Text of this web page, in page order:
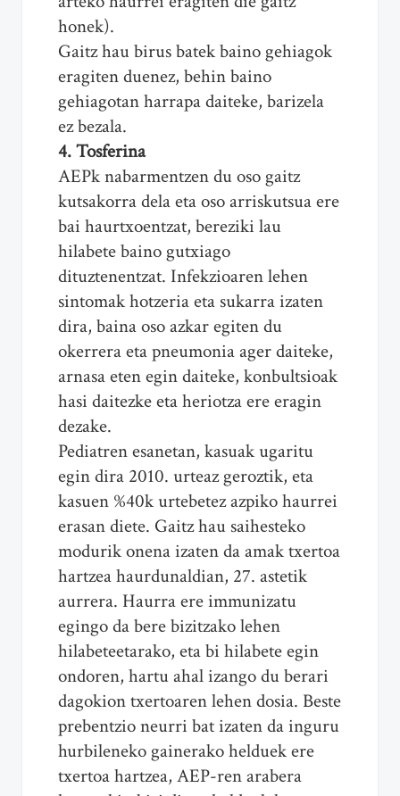
honek).
Gaitz hau birus batek baino gehiagok
eragiten duenez, behin baino
gehiagotan harrapa daiteke, barizela
ez bezala.
4. Tosferina
AEPk nabarmentzen du oso gaitz
kutsakorra dela eta oso arriskutsua ere
bai haurtxoentzat, bereziki lau
hilabete baino gutxiago
dituztenentzat. Infekzioaren lehen
sintomak hotzeria eta sukarra izaten
dira, baina oso azkar egiten du
okerrera eta pneumonia ager daiteke,
arnasa eten egin daiteke, konbultsioak
hasi daitezke eta heriotza ere eragin
dezake.
Pediatren esanetan, kasuak ugaritu
egin dira 2010. urteaz geroztik, eta
kasuen %40k urtebetez azpiko haurrei
erasan diete. Gaitz hau saihesteko
modurik onena izaten da amak txertoa
hartzea haurdunaldian, 27. astetik
aurrera. Haurra ere immunizatu
egingo da bere bizitzako lehen
hilabeteetarako, eta bi hilabete egin
ondoren, hartu ahal izango du berari
dagokion txertoaren lehen dosia. Beste
prebentzio neurri bat izaten da inguru
hurbileneko gainerako helduek ere
txertoa hartzea, AEP-ren arabera